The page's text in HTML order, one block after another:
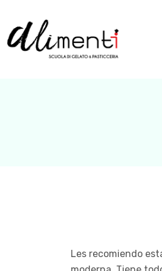
Les recomiendo